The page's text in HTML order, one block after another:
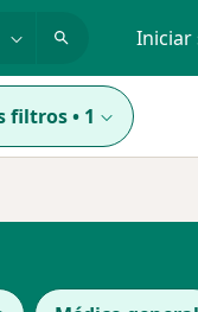
Iniciar
filtros• 1